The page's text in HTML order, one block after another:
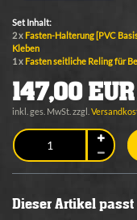
Set Inhalt:
2 x Fasten-Halterung [PVC
Kleben
1 x Fasten seitliche Reling für
147,00 EUR
inkl. ges. MwSt. zzgl.
Dieser Artikel